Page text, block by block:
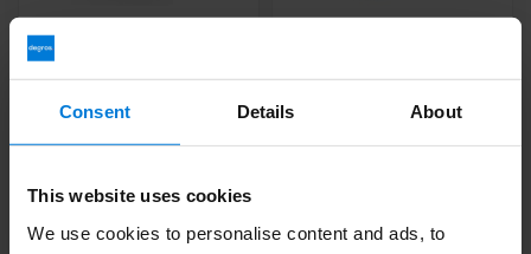
Consent Details About
This website uses cookies
We use cookies to personalise content and ads, to
Harspatroon 110ML
Gezicht en Lichaam - 15
stuks
37,80 35,99
Deliverytime